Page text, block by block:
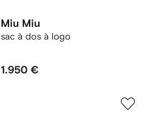
Miu Miu
sac à dos à logo
1.950 €